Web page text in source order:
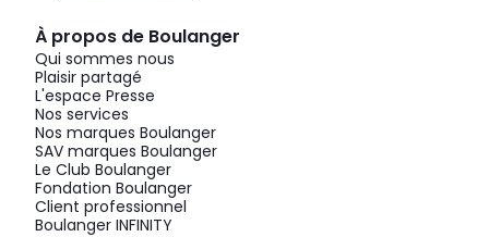
À propos de Boulanger
Qui sommes nous
Plaisir partagé
L'espace Presse
Nos services
Nos marques Boulanger
SAV marques Boulanger
Le Club Boulanger
Fondation Boulanger
Client professionnel
Boulanger INFINITY